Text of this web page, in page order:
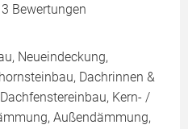
Bewertungen
Neueindeckung,
Dachrinnen &
Kern- /
Außendämmung,